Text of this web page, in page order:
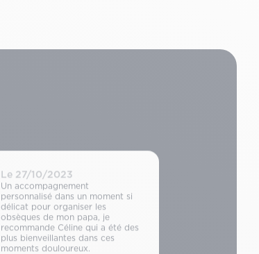
Le 27/10/2023
Un accompagnement
personnalisé dans un moment si
délicat pour organiser les
obsèques de mon papa, je
recommande Céline qui a été des
plus bienveillantes dans ces
moments douloureux.